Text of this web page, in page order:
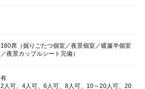
180席（掘りごたつ個室／夜景個室／暖簾半個室
／夜景カップルシート完備）
有
2人可、4人可、6人可、8人可、10～20人可、20